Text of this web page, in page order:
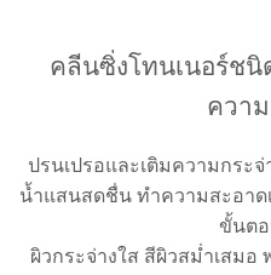
คลีนซิ่งโทนเนอร์ช
ควา
ปรนเปรอและเติมความกระ
น้ำแสนสดชื่น ทำความสะอาด
ขั้นตอ
ผิวกระจ่างใส สีผิวสม่ำเสม